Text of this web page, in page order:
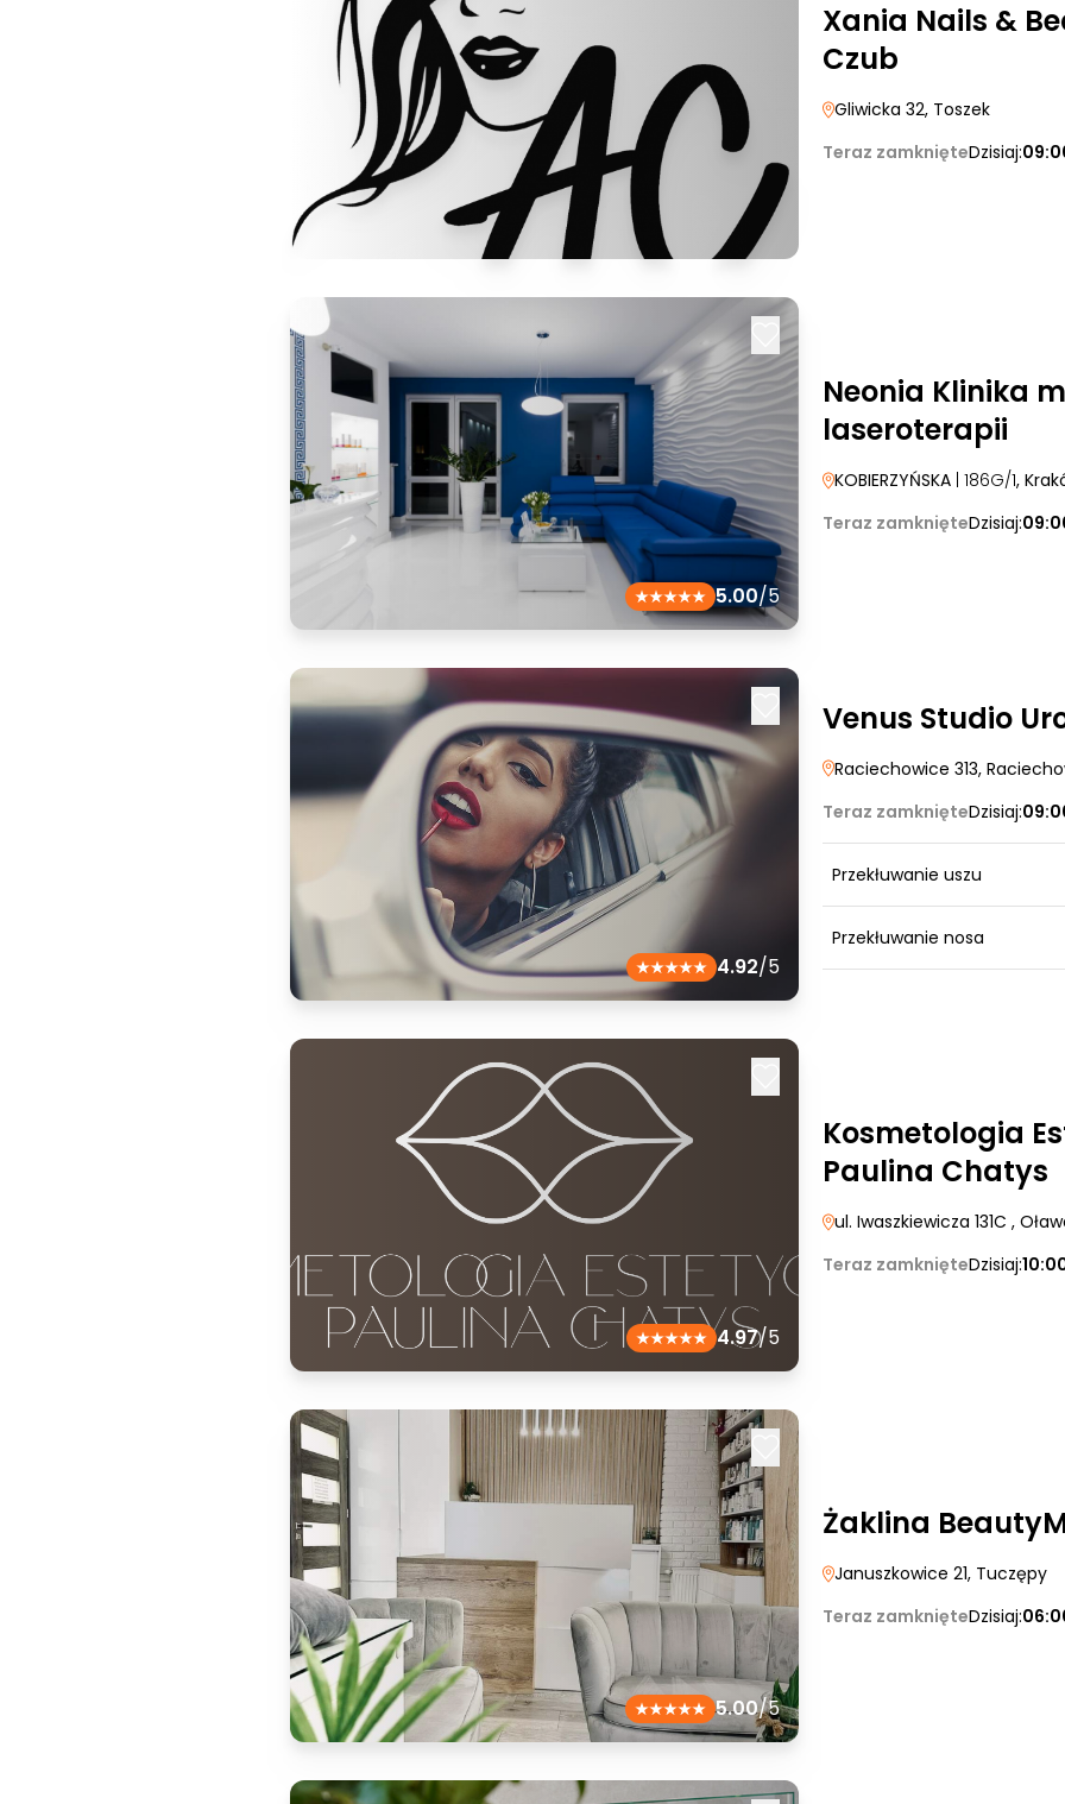
Xania Nails &
Czub
Gliwicka 32, Toszek
Teraz zamknięteDzisiaj:
5.00/5
Neonia Klinika
laseroterapii
KOBIERZYŃSKA | 186G/1,
Teraz zamknięteDzisiaj:
4.92/5
Venus Studio
Raciechowice 313,
Teraz zamknięteDzisiaj:
Przekłuwanie uszu
Przekłuwanie nosa
4.97/5
Kosmetologia
Paulina Chatys
ul. Iwaszkiewicza 131C ,
Teraz zamknięteDzisiaj:
5.00/5
Żaklina
Januszkowice 21, Tuczępy
Teraz zamknięteDzisiaj: